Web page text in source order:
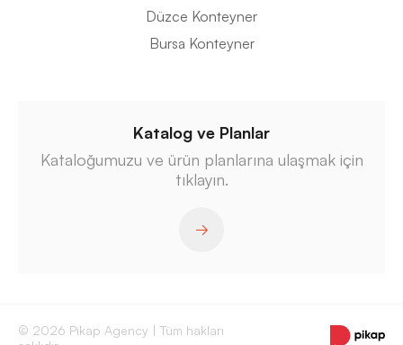
Düzce Konteyner
Bursa Konteyner
Katalog ve Planlar
Kataloğumuzu ve ürün planlarına ulaşmak için
tıklayın.
© 2026 Pikap Agency | Tüm hakları